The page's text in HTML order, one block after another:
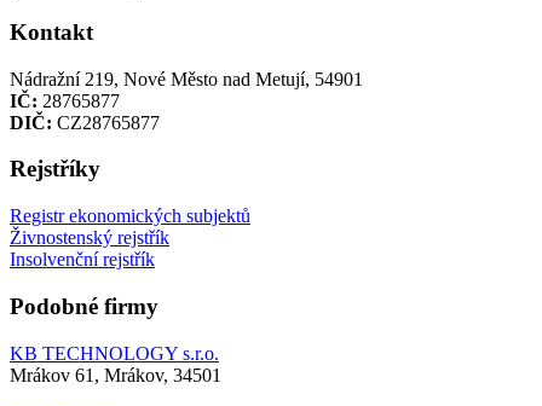
Kontakt
Nádražní 219, Nové Město nad Metují, 54901
IČ: 28765877
DIČ: CZ28765877
Rejstříky
Registr ekonomických subjektů
Živnostenský rejstřík
Insolvenční rejstřík
Podobné firmy
KB TECHNOLOGY s.r.o.
Mrákov 61, Mrákov, 34501